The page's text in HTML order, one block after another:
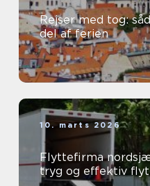
Rejser med tog:
del af ferien
10. marts 2026
Flyttefirma nordsjælland
tryg og effektiv